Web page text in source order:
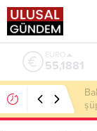
ALTIN
6.660,55